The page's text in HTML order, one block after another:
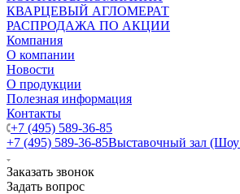
КВАРЦЕВЫЙ АГЛОМЕРАТ
РАСПРОДАЖА ПО АКЦИИ
Компания
О компании
Новости
О продукции
Полезная информация
Контакты
+7 (495) 589-36-85
+7 (495) 589-36-85Выставочный зал
Заказать звонок
Задать вопрос